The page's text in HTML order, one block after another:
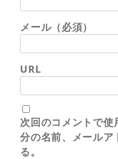
メール（必須）
URL
次回のコメントで使
分の名前、メールア
る。